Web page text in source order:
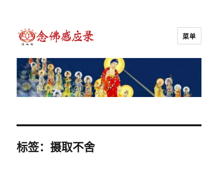
念佛感应录
菜单
标签：摄取不舍